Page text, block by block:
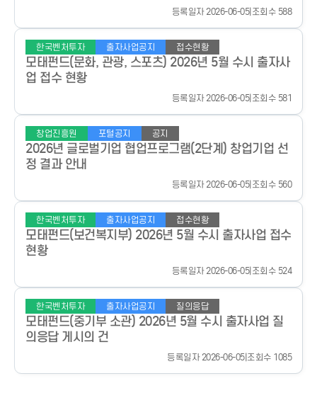
등록일자 2026-06-05| 조회수 588
한국벤처투자 출자사업공지 접수현황
모태펀드(문화, 관광, 스포츠) 2026년 5월 수시 출자사
업 접수 현황
등록일자 2026-06-05| 조회수 581
창업진흥원 포털공지 공지
2026년 글로벌기업 협업프로그램(2단계) 창업기업 선
정 결과 안내
등록일자 2026-06-05| 조회수 560
한국벤처투자 출자사업공지 접수현황
모태펀드(보건복지부) 2026년 5월 수시 출자사업 접수
현황
등록일자 2026-06-05| 조회수 524
한국벤처투자 출자사업공지 질의응답
모태펀드(중기부 소관) 2026년 5월 수시 출자사업 질
의응답 게시의 건
등록일자 2026-06-05| 조회수 1085